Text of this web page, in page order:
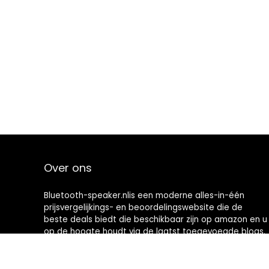
Over ons
Bluetooth-speaker.nlis een moderne alles-in-één
prijsvergelijkings- en beoordelingswebsite die de
beste deals biedt die beschikbaar zijn op amazon en u
op de hoogte houdt via de laatst toegevoegde blogs.